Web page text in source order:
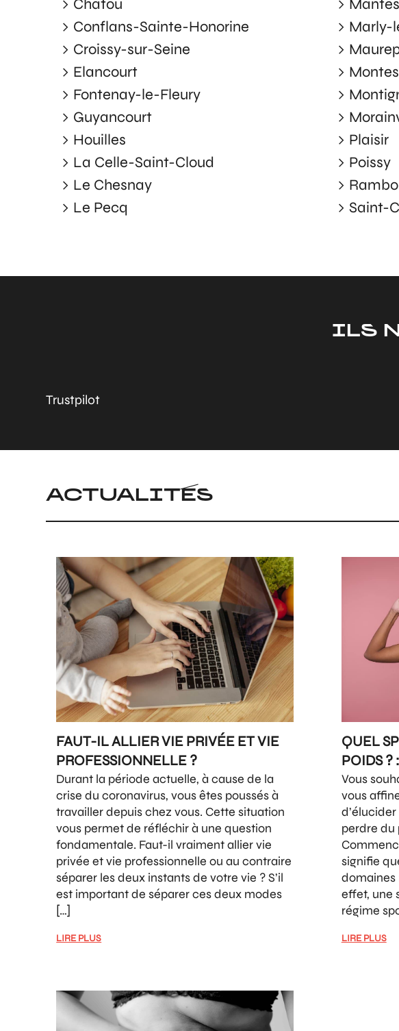
Chatou
Conflans-Sainte-Honorine
Croissy-sur-Seine
Elancourt
Fontenay-le-Fleury
Guyancourt
Houilles
La Celle-Saint-Cloud
Le Chesnay
Le Pecq
Marly-
Plaisir
Poissy
Saint-
ILS
Trustpilot
ACTUALITÉS
FAUT-IL ALLIER VIE PRIVÉE ET VIE
PROFESSIONNELLE ?
Durant la période actuelle, à cause de la
crise du coronavirus, vous êtes poussés à
travailler depuis chez vous. Cette situation
vous permet de réfléchir à une question
fondamentale. Faut-il vraiment allier vie
privée et vie professionnelle ou au contraire
séparer les deux instants de votre vie ? S’il
est important de séparer ces deux modes
[…]
LIRE PLUS
QUEL
POIDS ?
Vous
vous
perdre du
signifie
domaines
effet, une
régime
LIRE PLUS